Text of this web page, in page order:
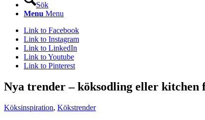
Sök
Menu Menu
Link to Facebook
Link to Instagram
Link to LinkedIn
Link to Youtube
Link to Pinterest
Nya trender – köksodling eller kitchen
Köksinspiration, Kökstrender